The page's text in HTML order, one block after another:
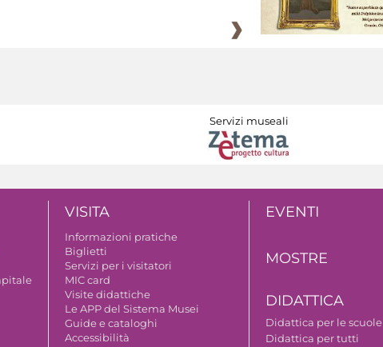
Servizi museali
VISITA
Informazioni pratiche
Biglietti
Servizi per i visitatori
MIC card
Visite didattiche
Le APP del Sistema Musei
Guide e cataloghi
Accessibilità
EVENTI
MOSTRE
DIDATTICA
Didattica per le scuole
Didattica per tutti